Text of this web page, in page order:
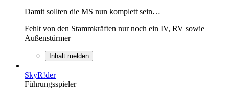
Damit sollten die MS nun komplett sein…
Fehlt von den Stammkräften nur noch ein IV, RV sowie
Außenstürmer
Inhalt melden
SkyR!der
Führungsspieler